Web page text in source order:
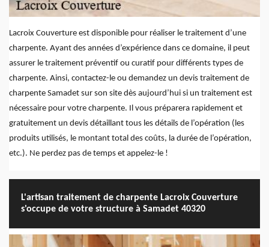
Lacroix Couverture est disponible pour réaliser le traitement d’une
charpente. Ayant des années d’expérience dans ce domaine, il peut
assurer le traitement préventif ou curatif pour différents types de
charpente. Ainsi, contactez-le ou demandez un devis traitement de
charpente Samadet sur son site dès aujourd’hui si un traitement est
nécessaire pour votre charpente. Il vous préparera rapidement et
gratuitement un devis détaillant tous les détails de l’opération (les
produits utilisés, le montant total des coûts, la durée de l’opération,
etc.). Ne perdez pas de temps et appelez-le !
L'artisan traitement de charpente Lacroix Couverture
s'occupe de votre structure à Samadet 40320